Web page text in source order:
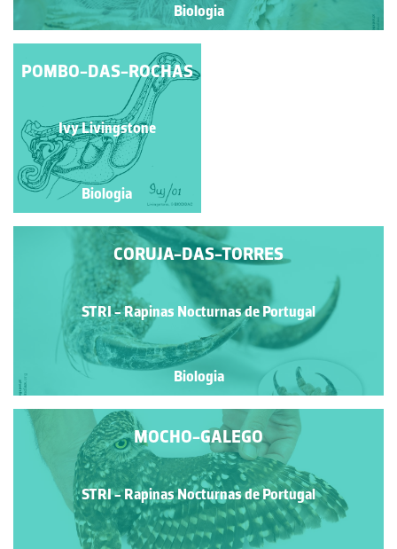
Biologia
CORUJA-DAS-
STRI - Rapinas Nocturnas
de Portugal
Biologia
CORUJA-DAS-TORRES
STRI - Rapinas Nocturnas de Portugal
Biologia
MOCHO-GALEGO
STRI - Rapinas Nocturnas de Portugal
POMBO-DAS-ROCHAS
Ivy Livingstone
Biologia